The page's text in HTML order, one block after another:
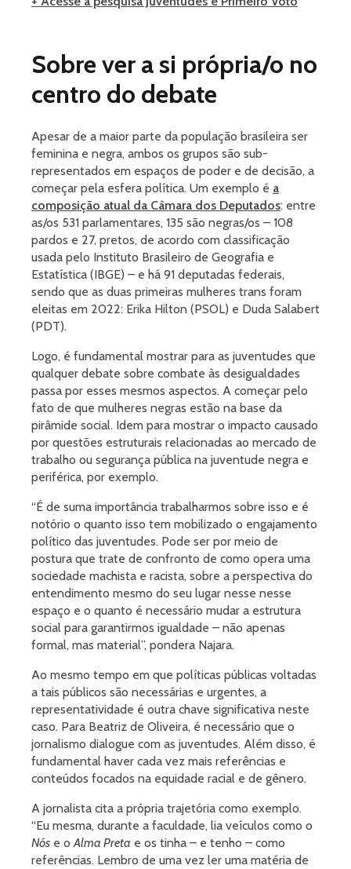
Sobre ver a si própria/o no
centro do debate
Apesar de a maior parte da população brasileira ser
feminina e negra, ambos os grupos são sub-
representados em espaços de poder e de decisão, a
começar pela esfera política. Um exemplo é a
composição atual da Câmara dos Deputados: entre
as/os 531 parlamentares, 135 são negras/os – 108
pardos e 27, pretos, de acordo com classificação
usada pelo Instituto Brasileiro de Geografia e
Estatística (IBGE) – e há 91 deputadas federais,
sendo que as duas primeiras mulheres trans foram
eleitas em 2022: Erika Hilton (PSOL) e Duda Salabert
(PDT).
Logo, é fundamental mostrar para as juventudes que
qualquer debate sobre combate às desigualdades
passa por esses mesmos aspectos. A começar pelo
fato de que mulheres negras estão na base da
pirâmide social. Idem para mostrar o impacto causado
por questões estruturais relacionadas ao mercado de
trabalho ou segurança pública na juventude negra e
periférica, por exemplo.
“É de suma importância trabalharmos sobre isso e é
notório o quanto isso tem mobilizado o engajamento
político das juventudes. Pode ser por meio de
postura que trate de confronto de como opera uma
sociedade machista e racista, sobre a perspectiva do
entendimento mesmo do seu lugar nesse nesse
espaço e o quanto é necessário mudar a estrutura
social para garantirmos igualdade – não apenas
formal, mas material”, pondera Najara.
Ao mesmo tempo em que políticas públicas voltadas
a tais públicos são necessárias e urgentes, a
representatividade é outra chave significativa neste
caso. Para Beatriz de Oliveira, é necessário que o
jornalismo dialogue com as juventudes. Além disso, é
fundamental haver cada vez mais referências e
conteúdos focados na equidade racial e de gênero.
A jornalista cita a própria trajetória como exemplo.
“Eu mesma, durante a faculdade, lia veículos como o
Nós e oAlma Preta e os tinha – e tenho – como
referências. Lembro de uma vez ler uma matéria de